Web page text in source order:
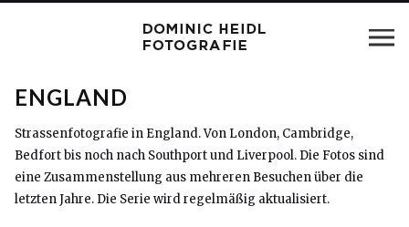
ENGLAND
Strassenfotografie in England. Von London, Cambridge,
Bedfort bis noch nach Southport und Liverpool. Die Fotos sind
eine Zusammenstellung aus mehreren Besuchen über die
letzten Jahre. Die Serie wird regelmäßig aktualisiert.